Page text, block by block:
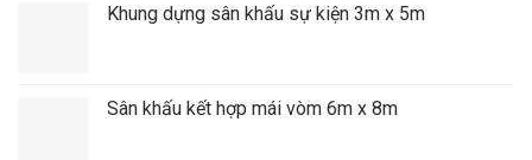
Khung dựng sân khấu sự kiện 3m x 5m
Sân khấu kết hợp mái vòm 6m x 8m